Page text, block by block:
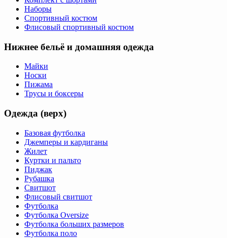
Наборы
Спортивный костюм
Флисовый спортивный костюм
Нижнее бельё и домашняя одежда
Майки
Носки
Пижама
Трусы и боксеры
Одежда (верх)
Базовая футболка
Джемперы и кардиганы
Жилет
Куртки и пальто
Пиджак
Рубашка
Свитшот
Флисовый свитшот
Футболка
Футболка Oversize
Футболка больших размеров
Футболка поло